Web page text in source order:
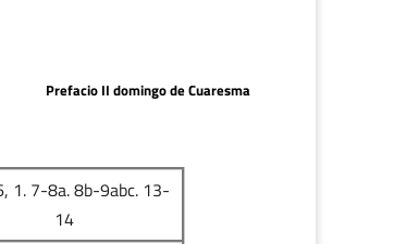
Prefacio II domingo de Cuaresma
1. 7-8a. 8b-9abc. 13-
14